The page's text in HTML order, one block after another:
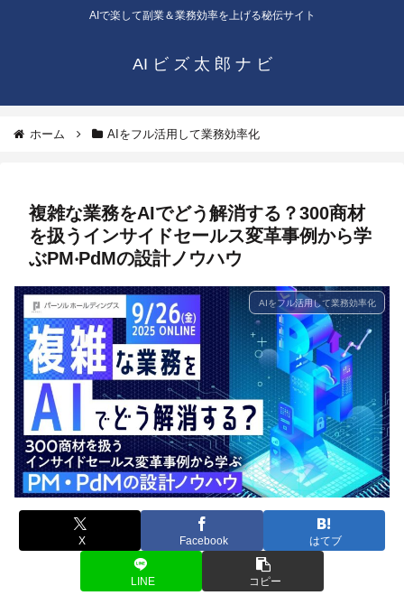
AIで楽して副業＆業務効率を上げる秘伝サイト
AI ビ ズ 太 郎 ナ ビ
ホーム AIをフル活用して業務効率化
複雑な業務をAIでどう解消する？300商材
を扱うインサイドセールス変⾰事例から学
ぶPM‧PdMの設計ノウハウ
AIをフル活用して業務効率化
X Facebook はてブ
LINE コピー